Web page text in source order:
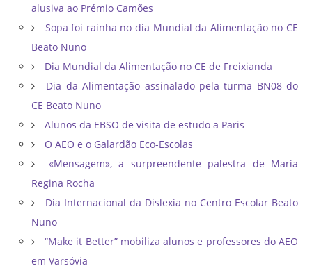
alusiva ao Prémio Camões
Sopa foi rainha no dia Mundial da Alimentação no CE
Beato Nuno
Dia Mundial da Alimentação no CE de Freixianda
Dia da Alimentação assinalado pela turma BN08 do
CE Beato Nuno
Alunos da EBSO de visita de estudo a Paris
O AEO e o Galardão Eco-Escolas
«Mensagem», a surpreendente palestra de Maria
Regina Rocha
Dia Internacional da Dislexia no Centro Escolar Beato
Nuno
“Make it Better” mobiliza alunos e professores do AEO
em Varsóvia